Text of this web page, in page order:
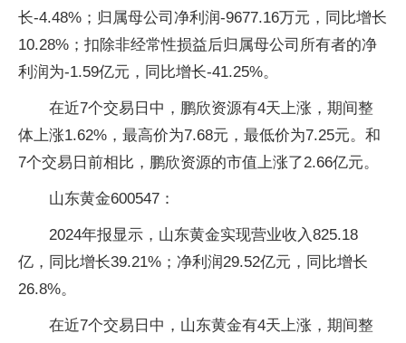
长-4.48%；归属母公司净利润-9677.16万元，同比增长
10.28%；扣除非经常性损益后归属母公司所有者的净
利润为-1.59亿元，同比增长-41.25%。
在近7个交易日中，鹏欣资源有4天上涨，期间整
体上涨1.62%，最高价为7.68元，最低价为7.25元。和
7个交易日前相比，鹏欣资源的市值上涨了2.66亿元。
山东黄金600547：
2024年报显示，山东黄金实现营业收入825.18
亿，同比增长39.21%；净利润29.52亿元，同比增长
26.8%。
在近7个交易日中，山东黄金有4天上涨，期间整